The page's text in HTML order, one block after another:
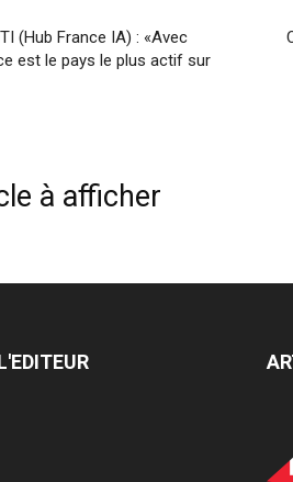
(Hub France IA) : «Avec
est le pays le plus actif sur
à afficher